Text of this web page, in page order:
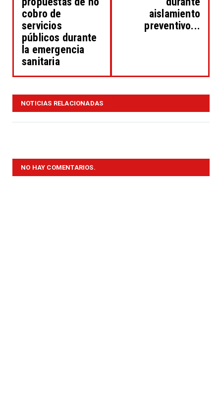
cobro de
servicios
públicos durante
la emergencia
sanitaria
aislamiento
preventivo...
NOTICIAS RELACIONADAS
NO HAY COMENTARIOS.